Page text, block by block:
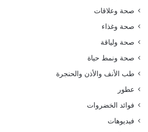
صحة وعلاقات
صحة وغذاء
صحة ولياقة
صحة ونمط حياة
طب الأنف والأذن والحنجرة
عطور
فوائد الخضروات
فيديوهات